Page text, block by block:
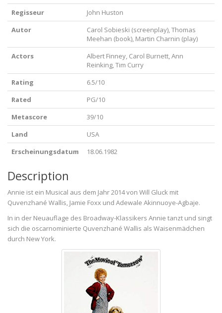
Regisseur
John Huston
Autor
Carol Sobieski (screenplay), Thomas
Meehan (book), Martin Charnin (play)
Actors
Albert Finney, Carol Burnett, Ann
Reinking, Tim Curry
Rating
6.5/10
Rated
PG/10
Metascore
39/10
Land
USA
Erscheinungsdatum
18.06.1982
Description
Annie ist ein Musical aus dem Jahr 2014 von Will Gluck mit
Quvenzhané Wallis, Jamie Foxx und Adewale Akinnuoye-Agbaje.
In in der Neuauflage des Broadway-Klassikers Annie tanzt und singt
sich die oscarnominierte Quvenzhané Wallis als Waisenmädchen
durch New York.